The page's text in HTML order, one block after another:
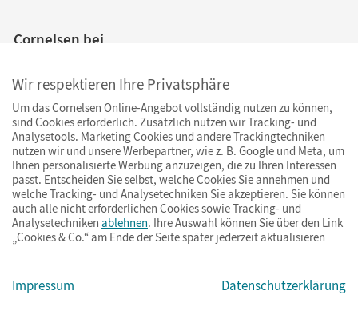
Cornelsen bei
Ihre Vorteile bei uns
Zahlung und Versand
Wir respektieren Ihre Privatsphäre
Um das Cornelsen Online-Angebot vollständig nutzen zu können,
sind Cookies erforderlich. Zusätzlich nutzen wir Tracking- und
Analysetools. Marketing Cookies und andere Trackingtechniken
nutzen wir und unsere Werbepartner, wie z. B. Google und Meta, um
Ihnen personalisierte Werbung anzuzeigen, die zu Ihren Interessen
passt. Entscheiden Sie selbst, welche Cookies Sie annehmen und
welche Tracking- und Analysetechniken Sie akzeptieren. Sie können
auch alle nicht erforderlichen Cookies sowie Tracking- und
Analysetechniken ablehnen. Ihre Auswahl können Sie über den Link
„Cookies & Co.“ am Ende der Seite später jederzeit aktualisieren
Impressum Datenschutzerklärung